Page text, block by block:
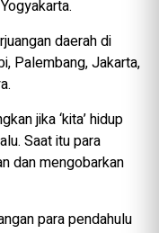
daerah di
Palembang, Jakarta,
jika ‘kita’ hidup
Saat itu para
dan mengobarkan
para pendahulu